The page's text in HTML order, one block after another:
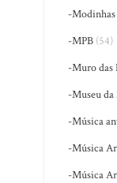
-
-MPB (54)
-Muro das
-Museu
-Música
-Música
-Música